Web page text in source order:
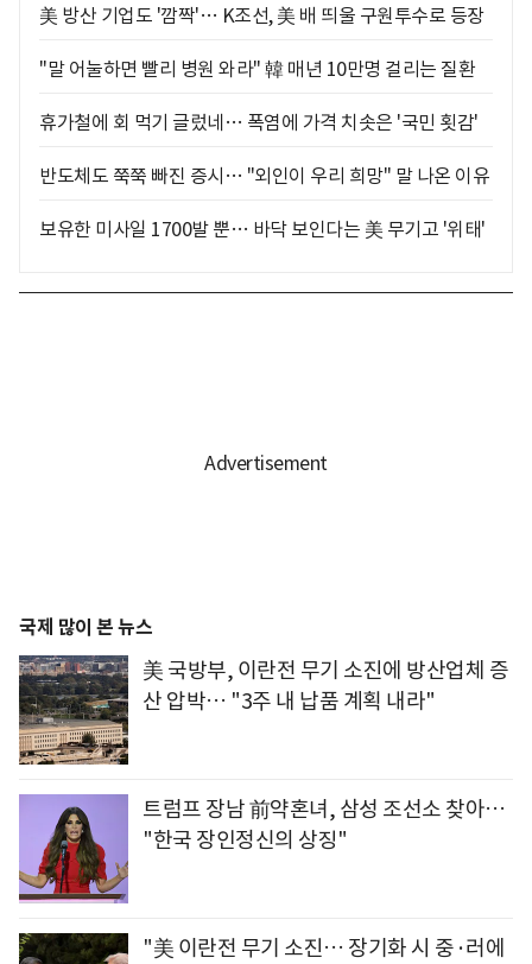
美 방산 기업도 '깜짝'… K조선, 美 배 띄울 구원투수로 등장
"말 어눌하면 빨리 병원 와라" 韓 매년 10만명 걸리는 질환
휴가철에 회 먹기 글렀네… 폭염에 가격 치솟은 '국민 횟감'
반도체도 쭉쭉 빠진 증시… "외인이 우리 희망" 말 나온 이유
보유한 미사일 1700발 뿐… 바닥 보인다는 美 무기고 '위태'
국제 많이 본 뉴스
美 국방부, 이란전 무기 소진에 방산업체 증
산 압박… "3주 내 납품 계획 내라"
트럼프 장남 前약혼녀, 삼성 조선소 찾아…
"한국 장인정신의 상징"
"美 이란전 무기 소진… 장기화 시 중·러에